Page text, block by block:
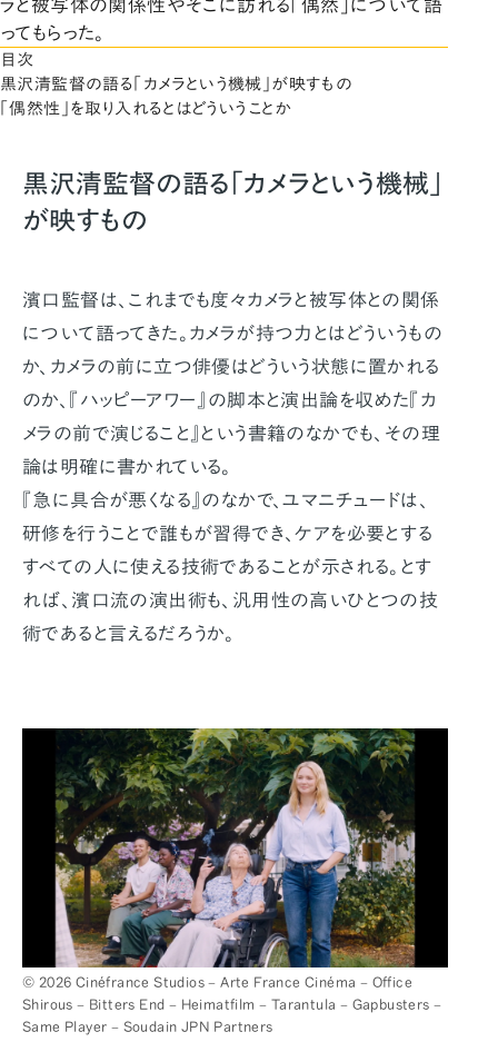
ラと被写体の関係性やそこに訪れる「偶然」について語
ってもらった。
目次
黒沢清監督の語る「カメラという機械」が映すもの
「偶然性」を取り入れるとはどういうことか
黒沢清監督の語る「カメラという機械」
が映すもの
濱口監督は、これまでも度々カメラと被写体との関係
について語ってきた。カメラが持つ力とはどういうもの
か、カメラの前に立つ俳優はどういう状態に置かれる
のか、『ハッピーアワー』の脚本と演出論を収めた『カ
メラの前で演じること』という書籍のなかでも、その理
論は明確に書かれている。
『急に具合が悪くなる』のなかで、ユマニチュードは、
研修を行うことで誰もが習得でき、ケアを必要とする
すべての人に使える技術であることが示される。とす
れば、濱口流の演出術も、汎用性の高いひとつの技
術であると言えるだろうか。
© 2026 Cinéfrance Studios – Arte France Cinéma – Office
Shirous – Bitters End – Heimatfilm – Tarantula – Gapbusters –
Same Player – Soudain JPN Partners